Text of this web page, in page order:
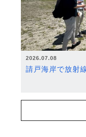
2026.07.08
請戸海岸で放射